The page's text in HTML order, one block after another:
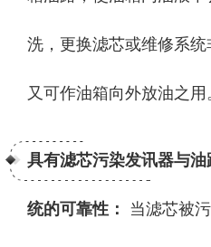
洗，更换滤芯或维修系
又可作油箱向外放油之用
具有滤芯污染发讯器与
统的可靠性： 当滤芯被